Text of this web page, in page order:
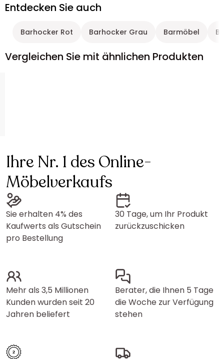
Entdecken Sie auch
Barhocker Rot Barhocker Grau Barmöbel
Vergleichen Sie mit ähnlichen Produkten
Ihre Nr. 1 des Online-
Möbelverkaufs
Sie erhalten 4% des
Kaufwerts als Gutschein
pro Bestellung
30 Tage, um Ihr Produkt
zurückzuschicken
Mehr als 3,5 Millionen
Kunden wurden seit 20
Jahren beliefert
Berater, die Ihnen 5 Tage
die Woche zur Verfügung
stehen